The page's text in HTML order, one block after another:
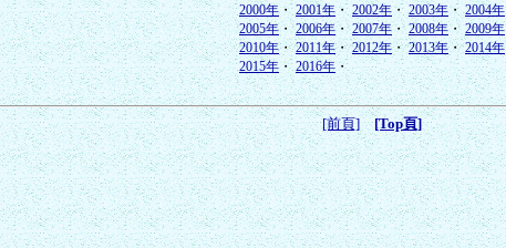
2000年・ 2001年・ 2002年・2003年・2004年
2005年・2006年・2007年・2008年・2009年
2010年・2011年・2012年・2013年・2014年
2015年・2016年・
[前頁]
[Top頁]